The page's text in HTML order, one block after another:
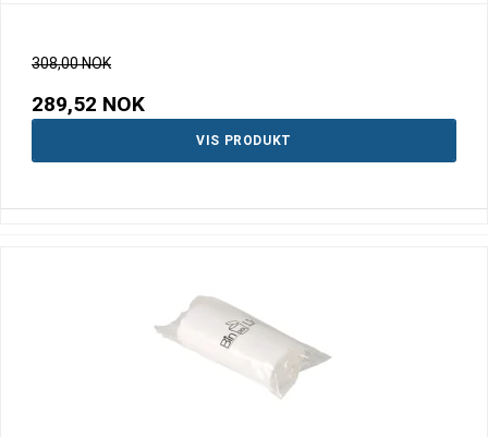
308,00 NOK
289,52 NOK
VIS PRODUKT